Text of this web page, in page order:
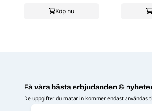
Köp nu
Få våra bästa erbjudanden &
De uppgifter du matar in kommer endast användas